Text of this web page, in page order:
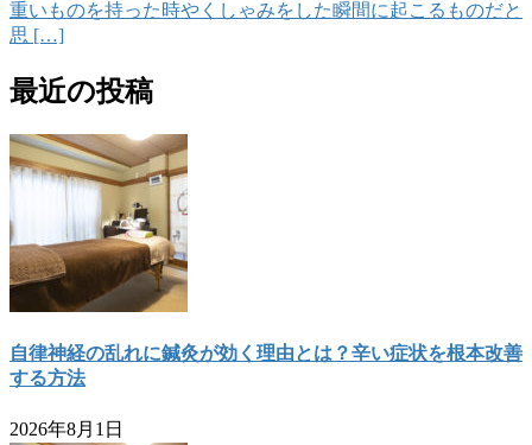
重いものを持った時やくしゃみをした瞬間に起こるものだと
思 […]
最近の投稿
自律神経の乱れに鍼灸が効く理由とは？辛い症状を根本改善
する方法
2026年8月1日